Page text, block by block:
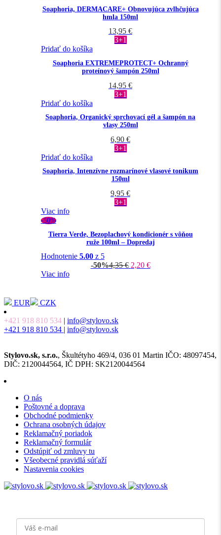
Soaphoria, DERMACARE+ Obnovujúca zvlhčujúca
hmla 150ml
13,95 €
3+1
Pridať do košíka
Soaphoria EXTREMEPROTECT+ Ochranný
proteínový šampón 250ml
14,95 €
3+1
Pridať do košíka
Soaphoria, Organický sprchovací gél a šampón na
vlasy 250ml
6,90 €
3+1
Pridať do košíka
Soaphoria, Intenzívne rozmarínové vlasové tonikum
150ml
9,95 €
3+1
Viac info
-50%
Tierra Verde, Bezoplachový kondicionér s vôňou
ruže 100ml – Dopredaj
Hodnotenie 5.00z 5
-50%4,35€ 2,20 €
Viac info
EUR CZK
+421 918 810 534 | info@stylovo.sk
+421 918 810 534 | info@stylovo.sk
Stylovo.sk, s.r.o., Škultétyho 469/4, 036 01 Martin IČO: 48097454,
DIČ: 2120044564, IČ DPH: SK2120044564
O nás
Poštovné a doprava
Obchodné podmienky
Ochrana osobných údajov
Reklamačný poriadok
Reklamačný formulár
Odstúpiť od zmluvy tu
Všeobecné pravidlá súťaží
Nastavenia cookies